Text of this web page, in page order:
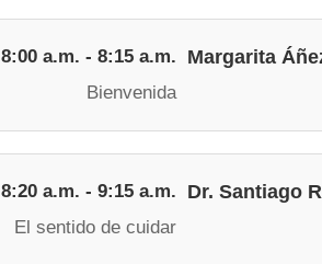
8:00 a.m. - 8:15 a.m.
Bienvenida
Margarita
8:20 a.m. - 9:15 a.m.
El sentido de cuidar
Dr. Santiago